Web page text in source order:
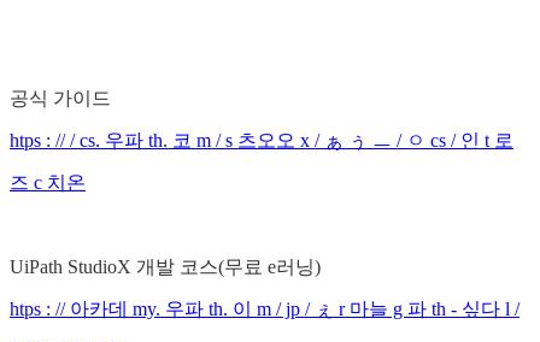
공식 가이드
htps : // / cs. 우파 th. 코 m / s 츠오오 x / ぁ ぅ ㅡ / ㅇ cs / 인 t 로
즈 c 치온
UiPath StudioX 개발 코스(무료 e러닝)
htps : // 아카데 my. 우파 th. 이 m / jp / ぇ r 마늘 g 파 th - 싶다 l /